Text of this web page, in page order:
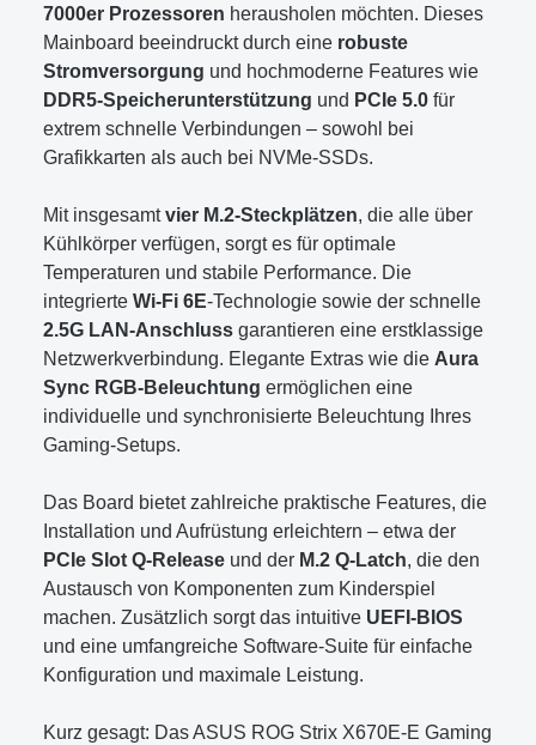
7000er Prozessoren herausholen möchten. Dieses
Mainboard beeindruckt durch eine robuste
Stromversorgung und hochmoderne Features wie
DDR5-Speicherunterstützung und PCIe 5.0 für
extrem schnelle Verbindungen – sowohl bei
Grafikkarten als auch bei NVMe-SSDs.
Mit insgesamtvier M.2-Steckplätzen, die alle über
Kühlkörper verfügen, sorgt es für optimale
Temperaturen und stabile Performance. Die
integrierte Wi-Fi 6E-Technologie sowie der schnelle
2.5G LAN-Anschluss garantieren eine erstklassige
Netzwerkverbindung. Elegante Extras wie die Aura
Sync RGB-Beleuchtung ermöglichen eine
individuelle und synchronisierte Beleuchtung Ihres
Gaming-Setups.
Das Board bietet zahlreiche praktische Features, die
Installation und Aufrüstung erleichtern – etwa der
PCIe Slot Q-Release und der M.2 Q-Latch, die den
Austausch von Komponenten zum Kinderspiel
machen. Zusätzlich sorgt das intuitive UEFI-BIOS
und eine umfangreiche Software-Suite für einfache
Konfiguration und maximale Leistung.
Kurz gesagt: Das ASUS ROG Strix X670E-E Gaming